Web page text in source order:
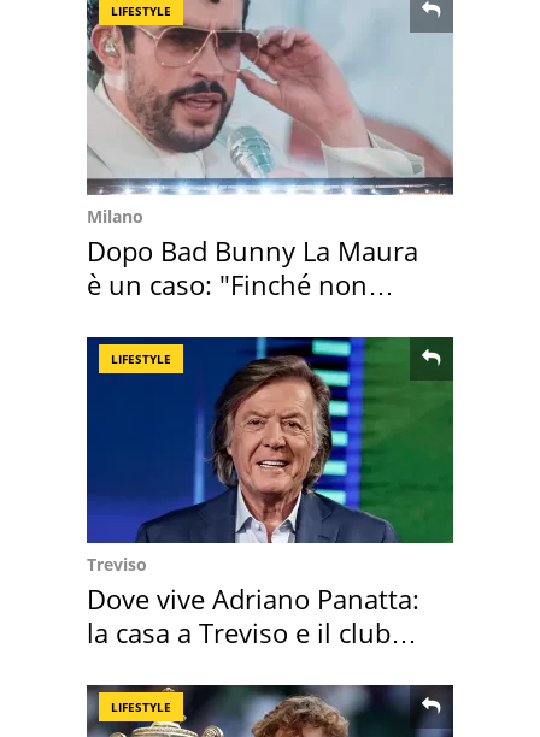
LIFESTYLE
Milano
Dopo Bad Bunny La Maura
è un caso: "Finché non
LIFESTYLE
Treviso
Dove vive Adriano Panatta:
la casa a Treviso e il club
LIFESTYLE